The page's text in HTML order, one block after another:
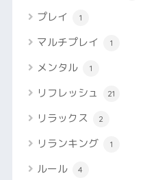
プレイ 1
マルチプレイ 1
メンタル 1
リフレッシュ 21
リラックス 2
リランキング 1
ルール 4